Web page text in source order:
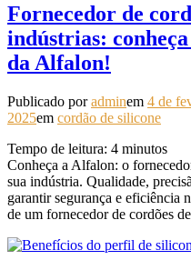
Fornecedor de
indústrias:
da Alfalon!
Publicado poradminem 4 de
2025em cordão de silicone
Tempo de leitura: 4 minutos
Conheça a Alfalon: o
sua indústria. Qualidade,
garantir segurança e eficiência
de um fornecedor de cordões